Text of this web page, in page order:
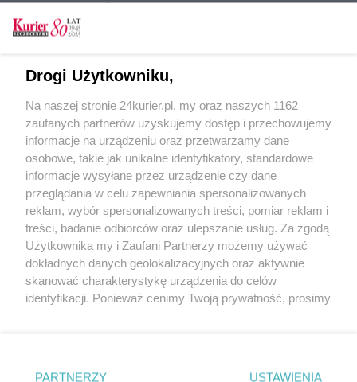
CZYTAJ TAKŻE
Bałagan przy nowym placu zabaw. Bawią się tam
Plac zabaw w Ińsku
Trzy mosty w sto dni. Inwestycja w miejskim
stylu
POGODA
23℃
Zobacz prognozę na 3 dni
Copyright © 2022 Kurier Szczeciński sp. z o.o.
Drogi Użytkowniku,
Na naszej stronie 24kurier.pl, my oraz naszych 1162
zaufanych partnerów uzyskujemy dostęp i przechowujemy
informacje na urządzeniu oraz przetwarzamy dane
osobowe, takie jak unikalne identyfikatory, standardowe
informacje wysyłane przez urządzenie czy dane
przeglądania w celu zapewniania spersonalizowanych
reklam, wybór spersonalizowanych treści, pomiar reklam i
treści, badanie odbiorców oraz ulepszanie usług. Za zgodą
Użytkownika my i Zaufani Partnerzy możemy używać
dokładnych danych geolokalizacyjnych oraz aktywnie
skanować charakterystykę urządzenia do celów
identyfikacji. Ponieważ cenimy Twoją prywatność, prosimy
prywatności znajdujący się w lewym dolnym rogu strony
PARTNERZY USTAWIENIA